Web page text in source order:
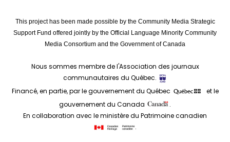
This project has been made possible by the Community Media Strategic
Support Fund offered jointly by the Official Language Minority Community
Media Consortium and the Government of Canada
Nous sommes membre de l'Association des journaux
communautaires du Québec.
Financé, en partie, par le gouvernement du Québec
et le
gouvernement du Canada
.
En collaboration avec le ministère du Patrimoine canadien
.